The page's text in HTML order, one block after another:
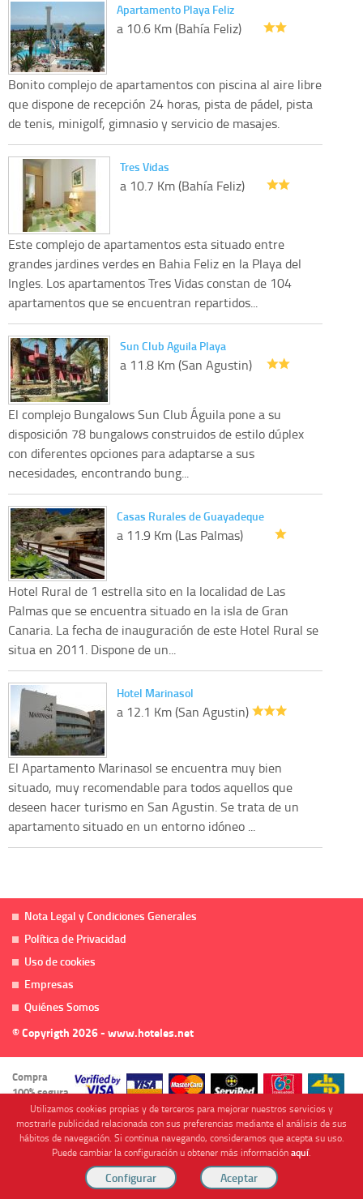
Apartamento Playa Feliz
a 10.6 Km (Bahía Feliz)
Bonito complejo de apartamentos con piscina al aire libre
que dispone de recepción 24 horas, pista de pádel, pista
de tenis, minigolf, gimnasio y servicio de masajes.
Tres Vidas
a 10.7 Km (Bahía Feliz)
Este complejo de apartamentos esta situado entre
grandes jardines verdes en Bahia Feliz en la Playa del
Ingles. Los apartamentos Tres Vidas constan de 104
apartamentos que se encuentran repartidos...
Sun Club Aguila Playa
a 11.8 Km (San Agustin)
El complejo Bungalows Sun Club Águila pone a su
disposición 78 bungalows construidos de estilo dúplex
con diferentes opciones para adaptarse a sus
necesidades, encontrando bung...
Casas Rurales de Guayadeque
a 11.9 Km (Las Palmas)
Hotel Rural de 1 estrella sito en la localidad de Las
Palmas que se encuentra situado en la isla de Gran
Canaria. La fecha de inauguración de este Hotel Rural se
situa en 2011. Dispone de un...
Hotel Marinasol
a 12.1 Km (San Agustin)
El Apartamento Marinasol se encuentra muy bien
situado, muy recomendable para todos aquellos que
deseen hacer turismo en San Agustin. Se trata de un
apartamento situado en un entorno idóneo ...
Nota Legal y Condiciones Generales
Política de Privacidad
Uso de cookies
Empresas
Quiénes Somos
© Copyrigth 2026 - www.hoteles.net
Compra
100% segura
Cofinanciado por
Utilizamos cookies propias y de terceros para mejorar nuestros servicios y
mostrarle publicidad relacionada con sus preferencias mediante el análisis de sus
hábitos de navegación. Si continua navegando, consideramos que acepta su uso.
Puede cambiar la configuración u obtener más informaciónaquí.